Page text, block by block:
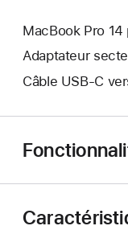
MacBook Pro
Adaptateur
Câble USB-C